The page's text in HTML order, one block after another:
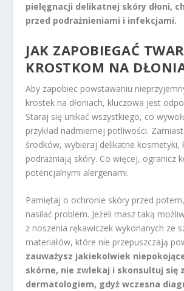
pielęgnacji delikatnej skóry dłoni,
przed podrażnieniami i infekcjami.
JAK ZAPOBIEGAĆ
KROSTKOM NA
Aby zapobiec powstawaniu
krostek na dłoniach, kluczowa jest
Staraj się unikać wszystkiego, co
przykład nadmiernej potliwości.
środków, wybieraj delikatne kosmetyki,
podrażniają skóry. Co więcej, ogranicz
potencjalnymi alergenami.
Pamiętaj o ochronie skóry przed
nasilać problem. Jeżeli masz taką
z noszenia rękawiczek wykonanych ze
materiałów, które nie przepuszczają
zauważysz jakiekolwiek
skórne, nie zwlekaj i skonsultuj się z
dermatologiem, gdyż wczesna